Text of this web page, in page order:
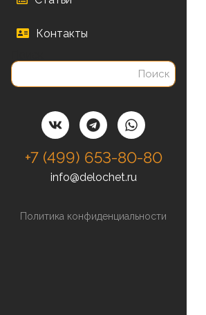
Контакты
+7 (499) 653-80-80
info@delochet.ru
Политика конфиденциальности